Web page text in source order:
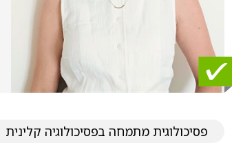
פסיכולוגית מתמחה בפסיכולוגיה קלינית